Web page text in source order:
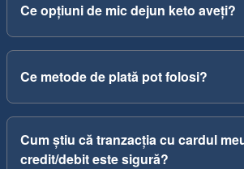
Ce opțiuni de mic dejun keto aveți?
Ce metode de plată pot folosi?
Cum știu că tranzacția cu cardul
credit/debit este sigură?